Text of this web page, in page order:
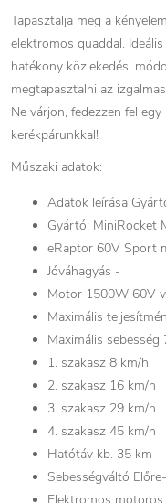
Tapasztalja meg a
elektromos quaddal.
hatékony közlekedési
megtapasztalni az
Ne várjon, fedezzen fel
kerékpárunkkal!
Műszaki adatok:
Adatok leírása
Gyártó: MiniRocket
eRaptor 60V Sport
Jóváhagyás -
Motor 1500W 60V
Maximális
Maximális
1. szakasz 8 km/h
2. szakasz 16 km/h
3. szakasz 29 km/h
4. szakasz 45 km/h
Hatótáv kb. 35 km
Sebességváltó